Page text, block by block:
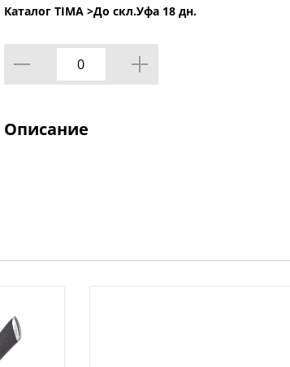
Каталог TIMA >До скл.Уфа 18 дн.
Описание